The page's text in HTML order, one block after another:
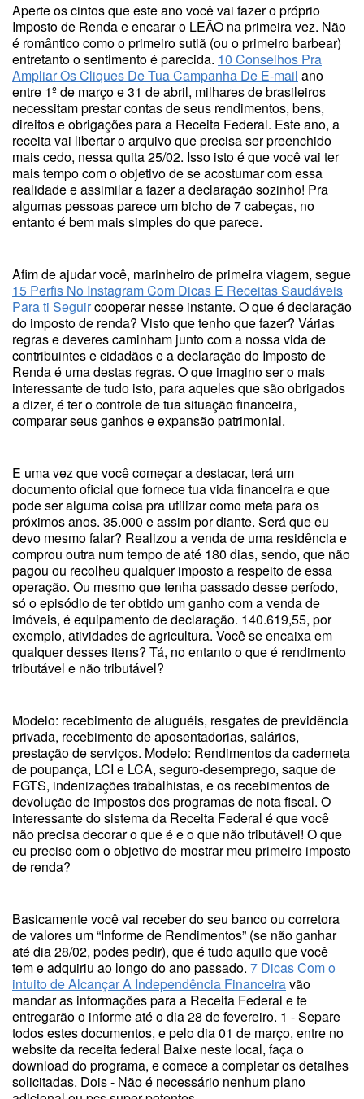
Aperte os cintos que este ano você vai fazer o próprio
Imposto de Renda e encarar o LEÃO na primeira vez. Não
é romântico como o primeiro sutiã (ou o primeiro barbear)
entretanto o sentimento é parecida. 10 Conselhos Pra
Ampliar Os Cliques De Tua Campanha De E-mail ano
entre 1º de março e 31 de abril, milhares de brasileiros
necessitam prestar contas de seus rendimentos, bens,
direitos e obrigações para a Receita Federal. Este ano, a
receita vai libertar o arquivo que precisa ser preenchido
mais cedo, nessa quita 25/02. Isso isto é que você vai ter
mais tempo com o objetivo de se acostumar com essa
realidade e assimilar a fazer a declaração sozinho! Pra
algumas pessoas parece um bicho de 7 cabeças, no
entanto é bem mais simples do que parece.
Afim de ajudar você, marinheiro de primeira viagem, segue
15 Perfis No Instagram Com Dicas E Receitas Saudáveis
Para ti Seguircooperar nesse instante. O que é declaração
do imposto de renda? Visto que tenho que fazer? Várias
regras e deveres caminham junto com a nossa vida de
contribuintes e cidadãos e a declaração do Imposto de
Renda é uma destas regras. O que imagino ser o mais
interessante de tudo isto, para aqueles que são obrigados
a dizer, é ter o controle de tua situação financeira,
comparar seus ganhos e expansão patrimonial.
E uma vez que você começar a destacar, terá um
documento oficial que fornece tua vida financeira e que
pode ser alguma coisa pra utilizar como meta para os
próximos anos. 35.000 e assim por diante. Será que eu
devo mesmo falar? Realizou a venda de uma residência e
comprou outra num tempo de até 180 dias, sendo, que não
pagou ou recolheu qualquer imposto a respeito de essa
operação. Ou mesmo que tenha passado desse período,
só o episódio de ter obtido um ganho com a venda de
imóveis, é equipamento de declaração. 140.619,55, por
exemplo, atividades de agricultura. Você se encaixa em
qualquer desses itens? Tá, no entanto o que é rendimento
tributável e não tributável?
Modelo: recebimento de aluguéis, resgates de previdência
privada, recebimento de aposentadorias, salários,
prestação de serviços. Modelo: Rendimentos da caderneta
de poupança, LCI e LCA, seguro-desemprego, saque de
FGTS, indenizações trabalhistas, e os recebimentos de
devolução de impostos dos programas de nota fiscal. O
interessante do sistema da Receita Federal é que você
não precisa decorar o que é e o que não tributável! O que
eu preciso com o objetivo de mostrar meu primeiro imposto
de renda?
Basicamente você vai receber do seu banco ou corretora
de valores um “Informe de Rendimentos” (se não ganhar
até dia 28/02, podes pedir), que é tudo aquilo que você
tem e adquiriu ao longo do ano passado. 7 Dicas Com o
intuito de Alcançar A Independência Financeiravão
mandar as informações para a Receita Federal e te
entregarão o informe até o dia 28 de fevereiro. 1 - Separe
todos estes documentos, e pelo dia 01 de março, entre no
website da receita federal Baixe neste local, faça o
download do programa, e comece a completar os detalhes
solicitadas. Dois - Não é necessário nenhum plano